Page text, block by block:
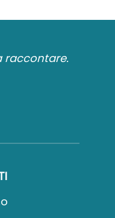
raccontare.